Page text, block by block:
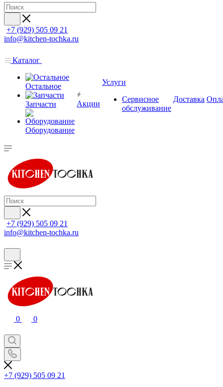
+7 (929) 505 09 21
info@kitchen-tochka.ru
Каталог
Остальное
Запчасти
Оборудование
Акции
Услуги
Сервисное
обслуживание
Доставка
+7 (929) 505 09 21
info@kitchen-tochka.ru
0 0
+7 (929) 505 09 21